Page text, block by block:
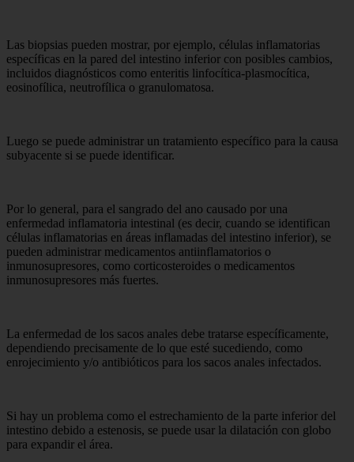
Las biopsias pueden mostrar, por ejemplo, células inflamatorias
específicas en la pared del intestino inferior con posibles cambios,
incluidos diagnósticos como enteritis linfocítica-plasmocítica,
eosinofílica, neutrofílica o granulomatosa.
Luego se puede administrar un tratamiento específico para la causa
subyacente si se puede identificar.
Por lo general, para el sangrado del ano causado por una
enfermedad inflamatoria intestinal (es decir, cuando se identifican
células inflamatorias en áreas inflamadas del intestino inferior), se
pueden administrar medicamentos antiinflamatorios o
inmunosupresores, como corticosteroides o medicamentos
inmunosupresores más fuertes.
La enfermedad de los sacos anales debe tratarse específicamente,
dependiendo precisamente de lo que esté sucediendo, como
enrojecimiento y/o antibióticos para los sacos anales infectados.
Si hay un problema como el estrechamiento de la parte inferior del
intestino debido a estenosis, se puede usar la dilatación con globo
para expandir el área.